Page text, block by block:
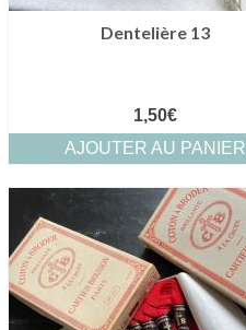
Dentelière 13
1,50€
AJOUTER AU PANIER